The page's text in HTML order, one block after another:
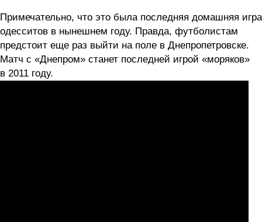
Примечательно, что это была последняя домашняя игра
одесситов в нынешнем году. Правда, футболистам
предстоит еще раз выйти на поле в Днепропетровске.
Матч с «Днепром» станет последней игрой «моряков»
в 2011 году.